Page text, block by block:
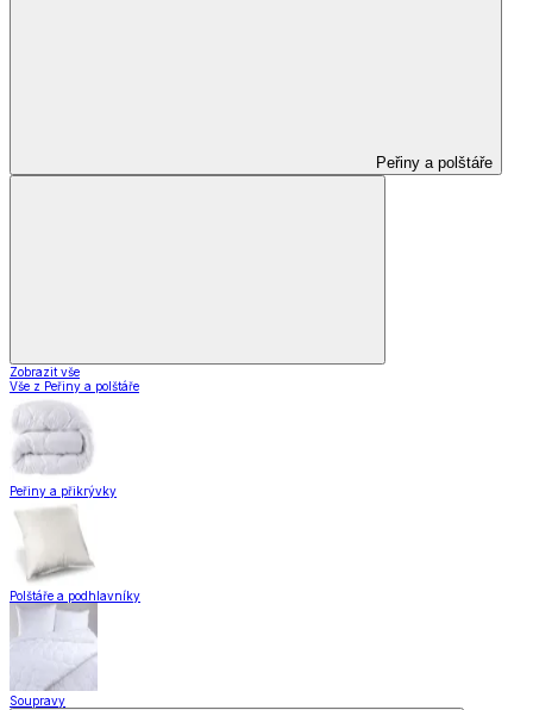
Peřiny a polštáře
Zobrazit vše
Vše z Peřiny a polštáře
Peřiny a přikrývky
Polštáře a podhlavníky
Soupravy